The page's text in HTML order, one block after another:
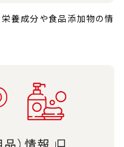
養成分や食品添加物の情